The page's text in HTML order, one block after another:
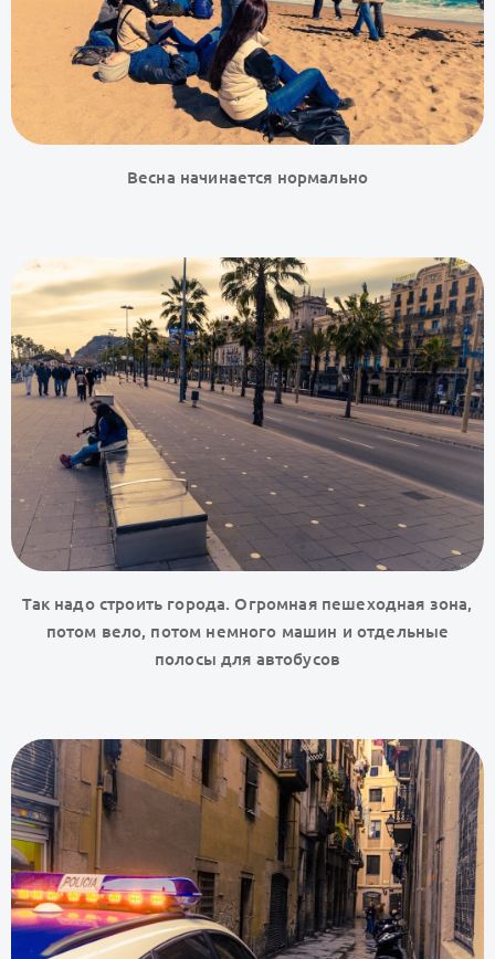
Весна начинается нормально
Так надо строить города. Огромная пешеходная зона,
потом вело, потом немного машин и отдельные
полосы для автобусов